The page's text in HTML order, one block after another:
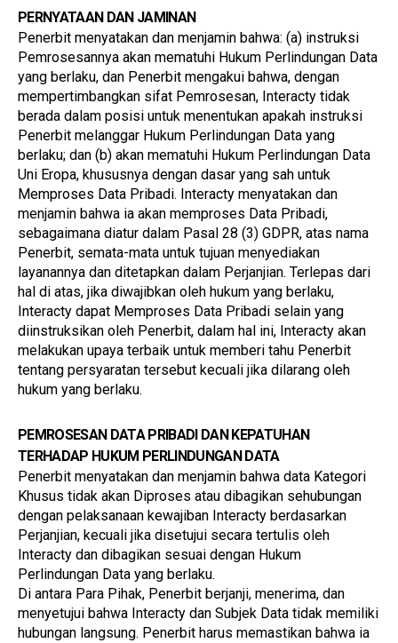
PERNYATAAN DAN JAMINAN
Penerbit menyatakan dan menjamin bahwa: (a) instruksi
Pemrosesannya akan mematuhi Hukum Perlindungan Data
yang berlaku, dan Penerbit mengakui bahwa, dengan
mempertimbangkan sifat Pemrosesan, Interacty tidak
berada dalam posisi untuk menentukan apakah instruksi
Penerbit melanggar Hukum Perlindungan Data yang
berlaku; dan (b) akan mematuhi Hukum Perlindungan Data
Uni Eropa, khususnya dengan dasar yang sah untuk
Memproses Data Pribadi. Interacty menyatakan dan
menjamin bahwa ia akan memproses Data Pribadi,
sebagaimana diatur dalam Pasal 28 (3) GDPR, atas nama
Penerbit, semata-mata untuk tujuan menyediakan
layanannya dan ditetapkan dalam Perjanjian. Terlepas dari
hal di atas, jika diwajibkan oleh hukum yang berlaku,
Interacty dapat Memproses Data Pribadi selain yang
diinstruksikan oleh Penerbit, dalam hal ini, Interacty akan
melakukan upaya terbaik untuk memberi tahu Penerbit
tentang persyaratan tersebut kecuali jika dilarang oleh
hukum yang berlaku.
PEMROSESAN DATA PRIBADI DAN KEPATUHAN
TERHADAP HUKUM PERLINDUNGAN DATA
Penerbit menyatakan dan menjamin bahwa data Kategori
Khusus tidak akan Diproses atau dibagikan sehubungan
dengan pelaksanaan kewajiban Interacty berdasarkan
Perjanjian, kecuali jika disetujui secara tertulis oleh
Interacty dan dibagikan sesuai dengan Hukum
Perlindungan Data yang berlaku.
Di antara Para Pihak, Penerbit berjanji, menerima, dan
menyetujui bahwa Interacty dan Subjek Data tidak memiliki
hubungan langsung. Penerbit harus memastikan bahwa ia